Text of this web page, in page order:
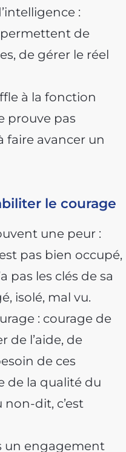
:
permettent de
de gérer le réel
à la fonction
prouve pas
faire avancer un
le courage
une peur :
pas bien occupé,
pas les clés de sa
isolé, mal vu.
: courage de
de l’aide, de
de ces
de la qualité du
dit, c’est
un engagement